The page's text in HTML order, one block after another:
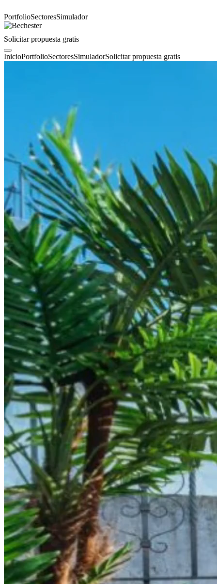
PortfolioSectoresSimulador
Solicitar propuesta gratis
InicioPortfolioSectoresSimuladorSolicitar propuesta gratis